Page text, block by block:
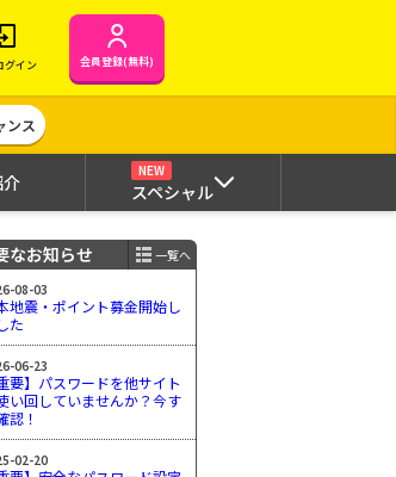
グイン 会員登録(無料)
ンス
NEW
スペシャル
なお知らせ
一覧へ
08-03
地震・ポイント募金開始し
た
06-23
重要】パスワードを他サイト
い回していませんか？今す
認！
02-20